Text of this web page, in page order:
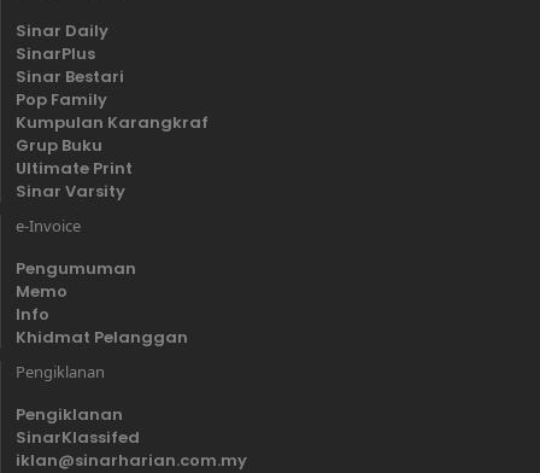
Sinar Daily
SinarPlus
Sinar Bestari
Pop Family
Kumpulan Karangkraf
Grup Buku
Ultimate Print
Sinar Varsity
e-Invoice
Pengumuman
Memo
Info
Khidmat Pelanggan
Pengiklanan
Pengiklanan
SinarKlassifed
iklan@sinarharian.com.my